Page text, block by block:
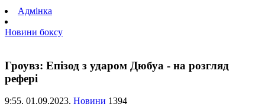
Адмінка
Новини боксу
Гроувз: Епізод з ударом Дюбуа - на розгляд
рефері
9:55, 01.09.2023. Новини 1394